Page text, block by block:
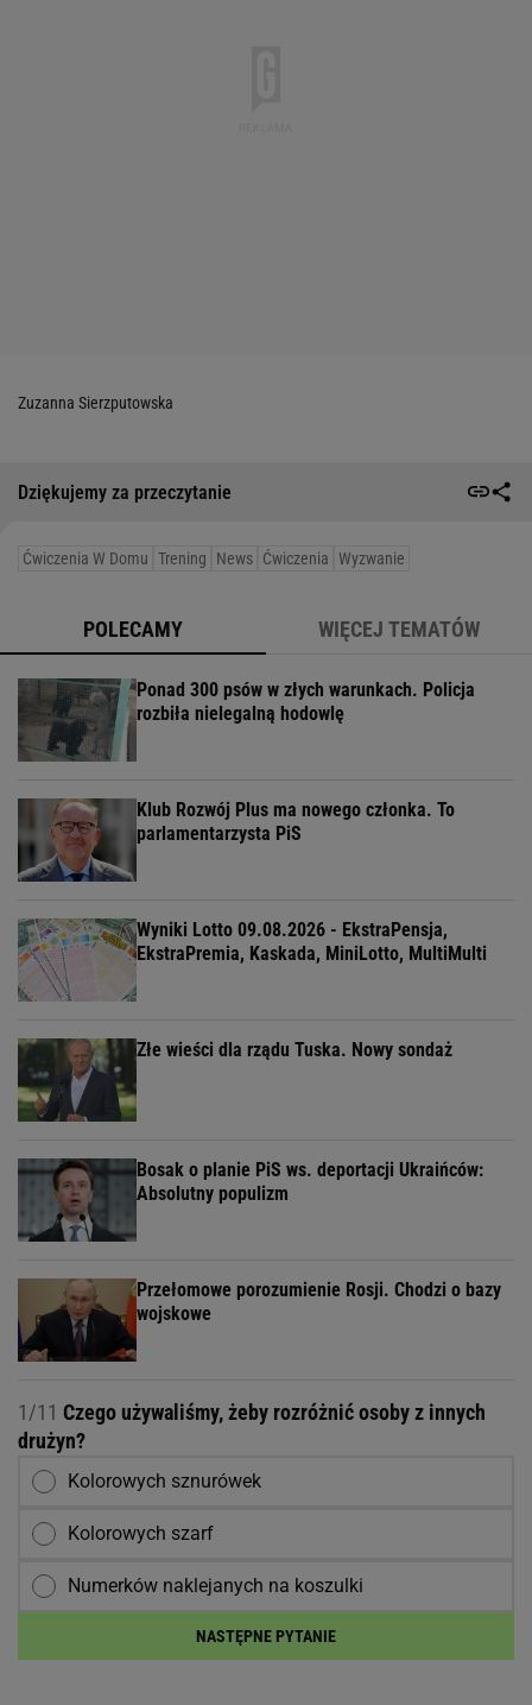
Zuzanna Sierzputowska
Dziękujemy za przeczytanie
Ćwiczenia W Domu Trening News Ćwiczenia Wyzwanie
POLECAMY WIĘCEJ TEMATÓW
Ponad 300 psów w złych warunkach. Policja
rozbiła nielegalną hodowlę
Klub Rozwój Plus ma nowego członka. To
parlamentarzysta PiS
Wyniki Lotto 09.08.2026 - EkstraPensja,
EkstraPremia, Kaskada, MiniLotto, MultiMulti
Złe wieści dla rządu Tuska. Nowy sondaż
Bosak o planie PiS ws. deportacji Ukraińców:
Absolutny populizm
Przełomowe porozumienie Rosji. Chodzi o bazy
wojskowe
1/11 Czego używaliśmy, żeby rozróżnić osoby z innych
drużyn?
Kolorowych sznurówek
Kolorowych szarf
Numerków naklejanych na koszulki
NASTĘPNE PYTANIE